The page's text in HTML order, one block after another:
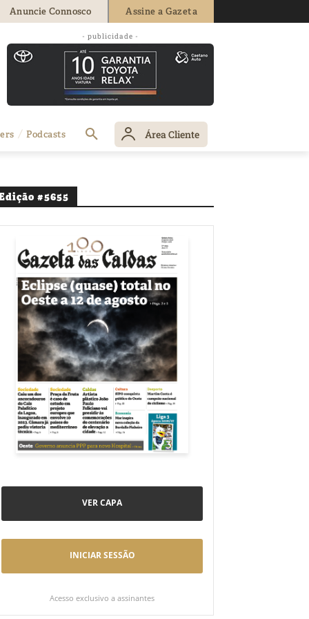
Anuncie Connosco Assine a Gazeta
- publicidade -
Podcasts Área Cliente
#5655
VER CAPA
INICIAR SESSÃO
Acesso exclusivo a assinantes